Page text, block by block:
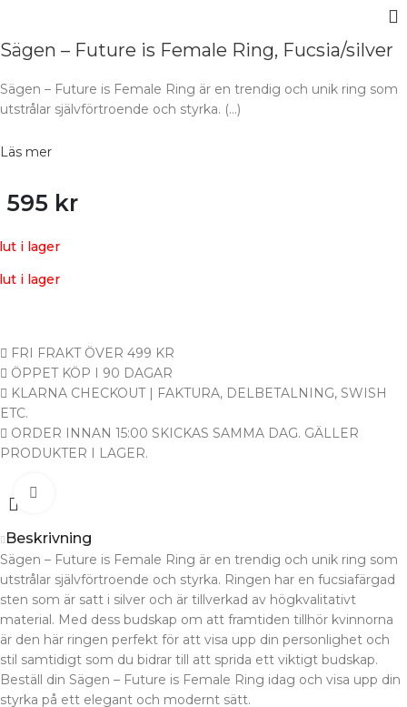
Sägen – Future is Female Ring, Fucsia/silver
Sägen – Future is Female Ring är en trendig och unik ring som
utstrålar självförtroende och styrka. (…)
Läs mer
595 kr
i lager
i lager
FRI FRAKT ÖVER 499 KR
ÖPPET KÖP I 90 DAGAR
KLARNA CHECKOUT | FAKTURA, DELBETALNING, SWISH
ETC.
ORDER INNAN 15:00 SKICKAS SAMMA DAG. GÄLLER
PRODUKTER I LAGER.
Beskrivning
Sägen – Future is Female Ring är en trendig och unik ring som
utstrålar självförtroende och styrka. Ringen har en fucsiafärgad
sten som är satt i silver och är tillverkad av högkvalitativt
material. Med dess budskap om att framtiden tillhör kvinnorna
är den här ringen perfekt för att visa upp din personlighet och
stil samtidigt som du bidrar till att sprida ett viktigt budskap.
Beställ din Sägen – Future is Female Ring idag och visa upp din
styrka på ett elegant och modernt sätt.